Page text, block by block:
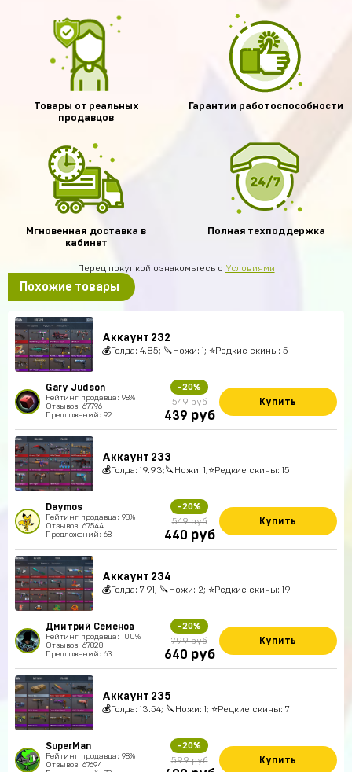
Товары от реальных
продавцов
Гарантии работоспособности
Мгновенная доставка в
кабинет
Полная техподдержка
Перед покупкой ознакомьтесь с Условиями
Похожие товары
Аккаунт 232
💰Голда: 4.85; 🔪Ножи: 1; ⭐️Редкие скины: 5
Gary Judson
Рейтинг продавца: 98%
Отзывов: 67796
Предложений: 92
-20%
549 руб
439 руб
Купить
Аккаунт 233
💰Голда: 19.93;🔪Ножи: 1;⭐️Редкие скины: 15
Daymos
Рейтинг продавца: 98%
Отзывов: 67544
Предложений: 68
-20%
549 руб
440 руб
Купить
Аккаунт 234
💰Голда: 7.91; 🔪Ножи: 2; ⭐️Редкие скины: 19
Дмитрий Семенов
Рейтинг продавца: 100%
Отзывов: 67828
Предложений: 63
-20%
799 руб
640 руб
Купить
Аккаунт 235
💰Голда: 13.54; 🔪Ножи: 1; ⭐️Редкие скины: 7
SuperMan
Рейтинг продавца: 98%
Отзывов: 67694
-20%
599 руб Купить